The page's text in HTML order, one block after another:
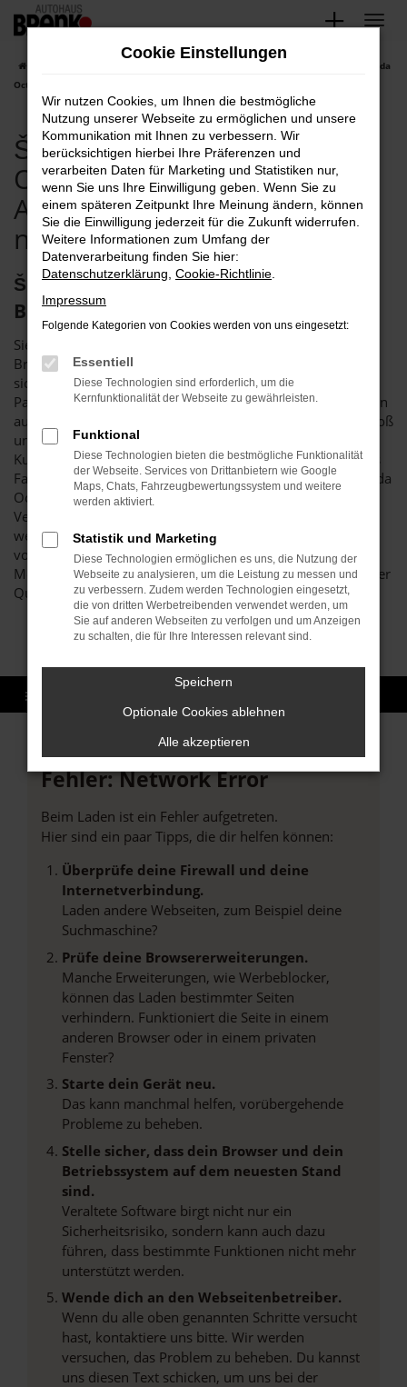
Zum
springen
Škoda Octavia
Škoda Bruchsal, Škoda
Octavia Gebrauchtwagen Angebote mit Lieferservice nach Bruchsal
Škoda Bruchsal, Škoda
Octavia Gebrauchtwagen
Angebote mit Lieferservice
nach Bruchsal
Škoda Octavia Gebrauchtwagen – für
Bruchsal bei Brenk
Sie suchen einen Škoda Octavia Gebrauchtwagen für
Bruchsal? Dann fackeln Sie nicht lang, sondern wenden Sie
sich direkt an uns. Das Autohaus Brenk ist der perfekte
Partner für Gebrauchtfahrzeuge und seit mehr als 40 Jahren
auf dem Markt. Unser Unternehmen schreibt Vertrauen groß
und legt Wert auf eine langfristige Kundinnen- bzw.
Kundenbindung. Was das bedeutet? Vor allem, dass wir als
Familienbetrieb den erstklassigen Zustand all unserer Škoda
Octavia Gebrauchtwagen sicherstellen und erst dann den
Verkauf nach Bruchsal oder einen anderen Ort zulassen,
wenn garantiert keine Beschädigungen oder Fehler
vorliegen. Hierfür verantwortlich ist unsere Kfz-
Meisterwerkstatt, die enorm hohe Maßstäbe hinsichtlich der
Qualität anlegt.
Fehler: Network Error
Beim Laden ist ein Fehler aufgetreten.
Hier sind ein paar Tipps, die dir helfen können:
Überprüfe deine Firewall und deine
Internetverbindung.
Laden andere Webseiten, zum Beispiel deine
Suchmaschine?
Prüfe deine Browsererweiterungen.
Manche Erweiterungen, wie Werbeblocker,
können das Laden bestimmter Seiten
verhindern. Funktioniert die Seite in einem
anderen Browser oder in einem privaten
Fenster?
Starte dein Gerät neu.
Das kann manchmal helfen, vorübergehende
Probleme zu beheben.
Stelle sicher, dass dein Browser und dein
Betriebssystem auf dem neuesten Stand
sind.
Veraltete Software birgt nicht nur ein
Sicherheitsrisiko, sondern kann auch dazu
führen, dass bestimmte Funktionen nicht mehr
unterstützt werden.
Wende dich an den Webseitenbetreiber.
Wenn du alle oben genannten Schritte versucht
hast, kontaktiere uns bitte. Wir werden
versuchen, das Problem zu beheben. Du kannst
uns diesen Text schicken, um uns bei der
Cookie Einstellungen
Wir nutzen Cookies, um Ihnen die bestmögliche
Nutzung unserer Webseite zu ermöglichen und unsere
Kommunikation mit Ihnen zu verbessern. Wir
berücksichtigen hierbei Ihre Präferenzen und
verarbeiten Daten für Marketing und Statistiken nur,
wenn Sie uns Ihre Einwilligung geben. Wenn Sie zu
einem späteren Zeitpunkt Ihre Meinung ändern, können
Sie die Einwilligung jederzeit für die Zukunft widerrufen.
Weitere Informationen zum Umfang der
Datenverarbeitung finden Sie hier:
Datenschutzerklärung Cookie-Richtlinie
Impressum
Folgende Kategorien von Cookies werden von uns eingesetzt:
Essentiell
Diese Technologien sind erforderlich, um die
Kernfunktionalität der Webseite zu gewährleisten.
Funktional
Diese Technologien bieten die bestmögliche Funktionalität
der Webseite. Services von Drittanbietern wie Google
Maps, Chats, Fahrzeugbewertungssystem und weitere
werden aktiviert.
Statistik und Marketing
Diese Technologien ermöglichen es uns, die Nutzung der
Webseite zu analysieren, um die Leistung zu messen und
zu verbessern. Zudem werden Technologien eingesetzt,
die von dritten Werbetreibenden verwendet werden, um
Sie auf anderen Webseiten zu verfolgen und um Anzeigen
zu schalten, die für Ihre Interessen relevant sind.
Speichern
Optionale Cookies ablehnen
Alle akzeptieren